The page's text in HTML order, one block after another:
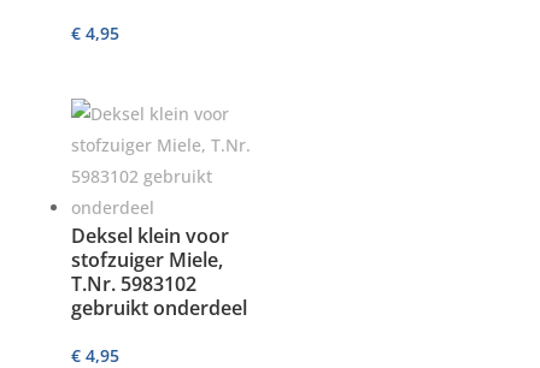
€4,95
Deksel klein voor
stofzuiger Miele,
T.Nr. 5983102
gebruikt onderdeel
€4,95